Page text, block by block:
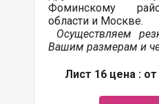
Фоминскому
области и Москве.
Осуществляем
Вашим размерам и
Лист 16 цена :